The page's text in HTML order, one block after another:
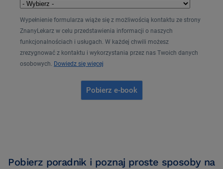
Wypełnienie formularza wiąże się z możliwością kontaktu ze strony
ZnanyLekarz w celu przedstawienia informacji o naszych
funkcjonalnościach i usługach. W każdej chwili możesz
zrezygnować z kontaktu i wykorzystania przez nas Twoich danych
osobowych. Dowiedz się więcej
Pobierz poradnik i poznaj proste sposoby na